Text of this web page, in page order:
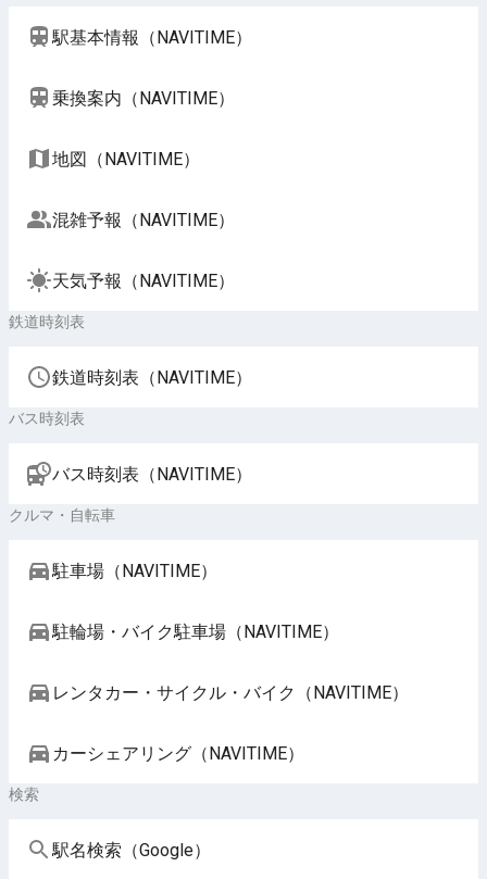
駅基本情報（NAVITIME）
乗換案内（NAVITIME）
地図（NAVITIME）
混雑予報（NAVITIME）
天気予報（NAVITIME）
鉄道時刻表
鉄道時刻表（NAVITIME）
バス時刻表
バス時刻表（NAVITIME）
クルマ・自転車
駐車場（NAVITIME）
駐輪場・バイク駐車場（NAVITIME）
レンタカー・サイクル・バイク（NAVITIME）
カーシェアリング（NAVITIME）
検索
駅名検索（Google）